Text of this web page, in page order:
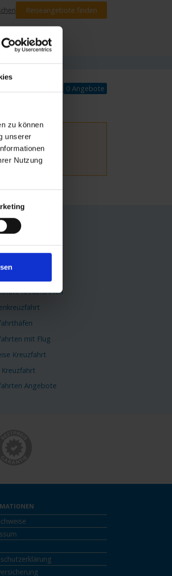
zu können
unserer
Nutzung
Reiseangebote finden
0 Angebote
Themen
Kreuzfahrten
mit Flug
Kreuzfahrt
Kreuzfahrt
Angebote